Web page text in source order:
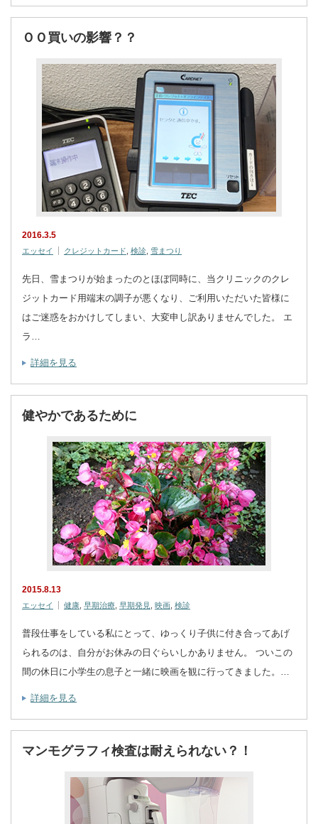
ＯＯ買いの影響？？
2016.3.5
エッセイ クレジットカード, 検診, 雪まつり
先日、雪まつりが始まったのとほぼ同時に、当クリニックのクレ
ジットカード用端末の調子が悪くなり、ご利用いただいた皆様に
はご迷惑をおかけしてしまい、大変申し訳ありませんでした。 エ
ラ…
詳細を見る
健やかであるために
2015.8.13
エッセイ 健康 早期治療 早期発見 映画 検診
普段仕事をしている私にとって、ゆっくり子供に付き合ってあげ
られるのは、自分がお休みの日ぐらいしかありません。 ついこの
間の休日に小学生の息子と一緒に映画を観に行ってきました。…
詳細を見る
マンモグラフィ検査は耐えられない？！